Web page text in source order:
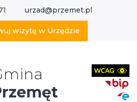
urzad@przemet.pl
wizytę w Urzędzie